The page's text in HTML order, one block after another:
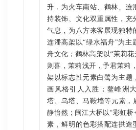
升，为火车南站、鹤林、连
持装饰、文化双重属性，充
气息，为八方来客展现独特
连潘高架以“绿水福舟”为主
舟文化；鹤林高架以“茉莉
则喜，茉莉浅开，予君茉莉
架以标志性元素白鹭为主题
画风格引人入胜；鳌峰洲
塔、乌塔、马鞍墙等元素，
静怡然；闽江大桥以“彩虹
素，鲜明的色彩搭配连拱造